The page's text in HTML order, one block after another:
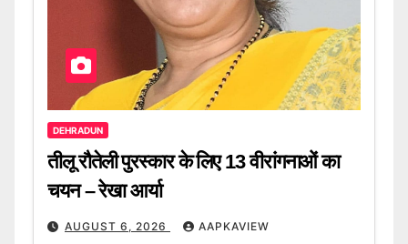
DEHRADUN
तीलू रौतेली पुरस्कार के लिए 13 वीरांगनाओं का
चयन – रेखा आर्या
AUGUST 6, 2026 AAPKAVIEW